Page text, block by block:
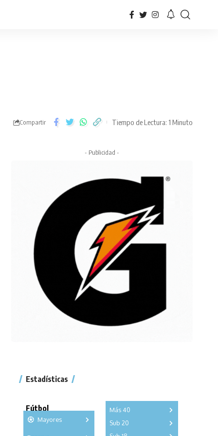
Compartir Tiempo de Lectura: 1 Minuto
- Publicidad -
Estadísticas
Fútbol
Mayores
Más 40
Sub 20